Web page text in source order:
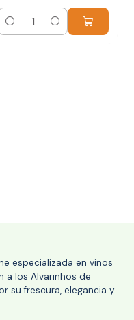
especializada en vinos
a los Alvarinhos de
su frescura, elegancia y